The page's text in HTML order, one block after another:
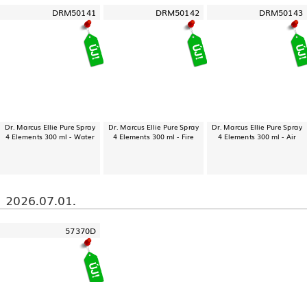
DRM50141
Dr. Marcus Ellie Pure Spray
4 Elements 300 ml - Water
DRM50142
Dr. Marcus Ellie Pure Spray
4 Elements 300 ml - Fire
DRM50143
Dr. Marcus Ellie Pure Spray
4 Elements 300 ml - Air
2026.07.01.
57370D